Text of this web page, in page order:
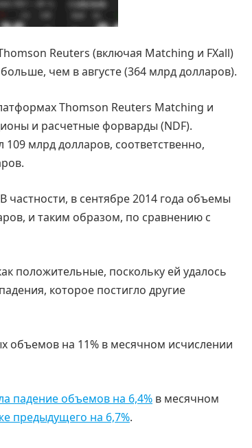
Reuters (включая Matching и FXall)
чем в августе (364 млрд долларов).
Thomson Reuters Matching и
и расчетные форварды (NDF).
млрд долларов, соответственно,
в сентябре 2014 года объемы
и таким образом, по сравнению с
положительные, поскольку ей удалось
которое постигло другие
объемов на 11% в месячном исчислении
падение объемов на 6,4% в месячном
предыдущего на 6,7%.